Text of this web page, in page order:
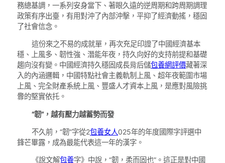
務總基調，一系列安身當下、著眼久遠的逆周期和跨周期調理
政策有序出臺，有用對沖了內部沖擊，平抑了經濟動搖，穩固
了社會信念。
這份來之不易的成就單，再次充足印證了中國經濟基本
穩、上風多、韌性強、潛能年夜，持久向好的支持前提和基礎
趨向沒有變。中國經濟持久穩固成長背后儲包養網評價藏著深
入的內涵邏輯，中國特點社會主義軌制上風、超年夜範圍市場
上風、完全財產系統上風、豐盛人才資本上風，是應對風險挑
釁的堅實依托。
“韌”，越有壓力越蓄勢而發
不久前，“韌”字從2包養女人025年的年度國際字評選中
鋒芒畢露，成為最能代表這一年的漢字。
《說文解包養字》中說，“韌，柔而固也”。這正是對中國